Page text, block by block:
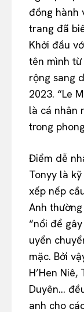
đồng hành
trang đã
Khởi đầu
tên mình
rộng sang
2023. “Le
là cá nhân
trong
Điểm dễ
Tonyy là
xếp nếp
Anh
“nổi để
uyển
mặc. Bởi
H’Hen
Duyên…
anh cho